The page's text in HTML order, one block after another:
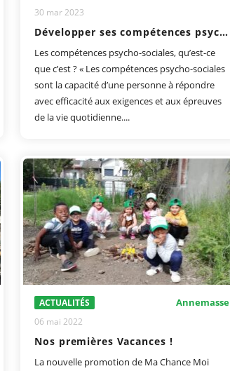
30 mar 2023
Développer ses compétences psycho-sociales à Ma Chance Moi Aussi
Les compétences psycho-sociales, qu’est-ce
que c’est ? « Les compétences psycho-sociales
sont la capacité d’une personne à répondre
avec efficacité aux exigences et aux épreuves
de la vie quotidienne....
ACTUALITÉS Annemasse
06 mai 2022
Nos premières Vacances !
La nouvelle promotion de Ma Chance Moi